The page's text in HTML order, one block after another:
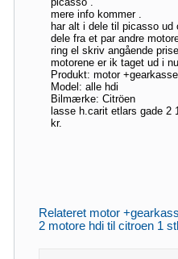
mere info kommer .
har alt i dele til picasso ud
dele fra et par andre
ring el skriv angående
motorene er ik taget ud i
Produkt: motor +gearkasse
Model: alle hdi
Bilmærke: Citröen
lasse h.carit etlars gade 2
kr.
Relateret motor
2 motore hdi til citroen 1